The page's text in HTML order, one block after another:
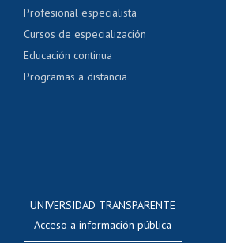
Profesional especialista
Cursos de especialización
Educación continua
Programas a distancia
UNIVERSIDAD TRANSPARENTE
Acceso a información pública